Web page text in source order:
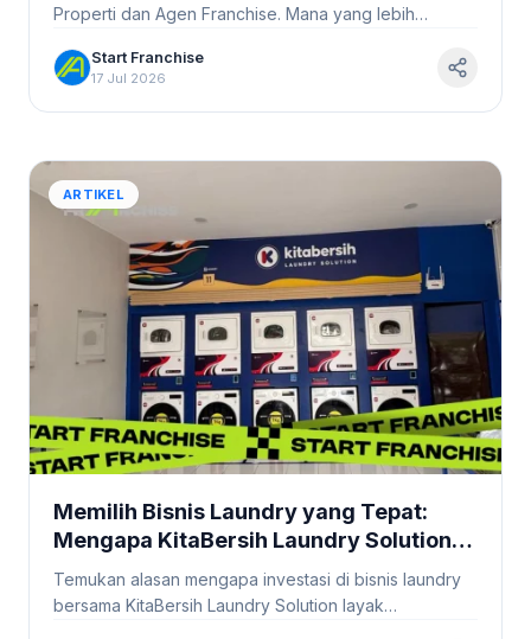
Properti dan Agen Franchise. Mana yang lebih
StartFranchise.id!
Start Franchise
17 Jul 2026
ARTIKEL
Memilih Bisnis Laundry yang Tepat:
Mengapa KitaBersih Laundry Solution
Layak Menjadi Prioritas Investasimu
Tahun 2026? #StartFranchise
Temukan alasan mengapa investasi di bisnis laundry
bersama KitaBersih Laundry Solution layak